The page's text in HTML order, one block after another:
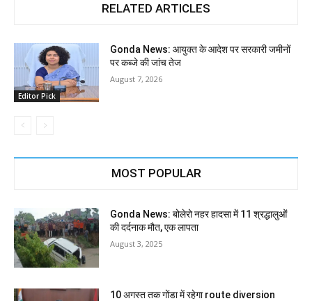
RELATED ARTICLES
Editor Pick
Gonda News: आयुक्त के आदेश पर सरकारी जमीनों
पर कब्जे की जांच तेज
August 7, 2026
MOST POPULAR
Gonda News: बोलेरो नहर हादसा में 11 श्रद्धालुओं
की दर्दनाक मौत, एक लापता
August 3, 2025
10 अगस्त तक गोंडा में रहेगा route diversion